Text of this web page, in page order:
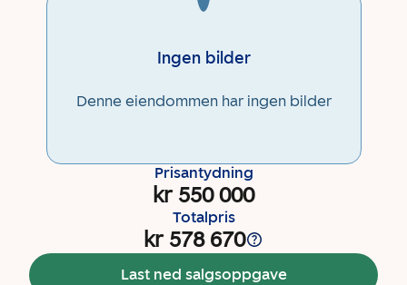
Ingen bilder
Denne eiendommen har ingen bilder
Prisantydning
kr 550 000
Totalpris
kr 578 670
Last ned salgsoppgave